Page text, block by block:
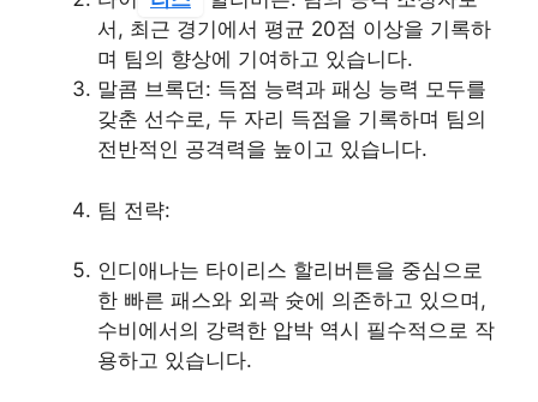
서, 최근 경기에서 평균 20점 이상을 기록하
며 팀의 향상에 기여하고 있습니다.
말콤 브록던: 득점 능력과 패싱 능력 모두를
갖춘 선수로, 두 자리 득점을 기록하며 팀의
전반적인 공격력을 높이고 있습니다.
팀 전략:
인디애나는 타이리스 할리버튼을 중심으로
한 빠른 패스와 외곽 슛에 의존하고 있으며,
수비에서의 강력한 압박 역시 필수적으로 작
용하고 있습니다.